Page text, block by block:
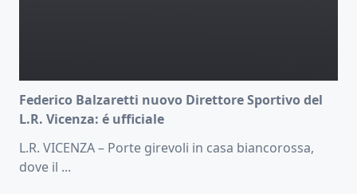
Federico Balzaretti nuovo Direttore Sportivo del
L.R. Vicenza: é ufficiale
L.R. VICENZA – Porte girevoli in casa biancorossa,
dove il ...